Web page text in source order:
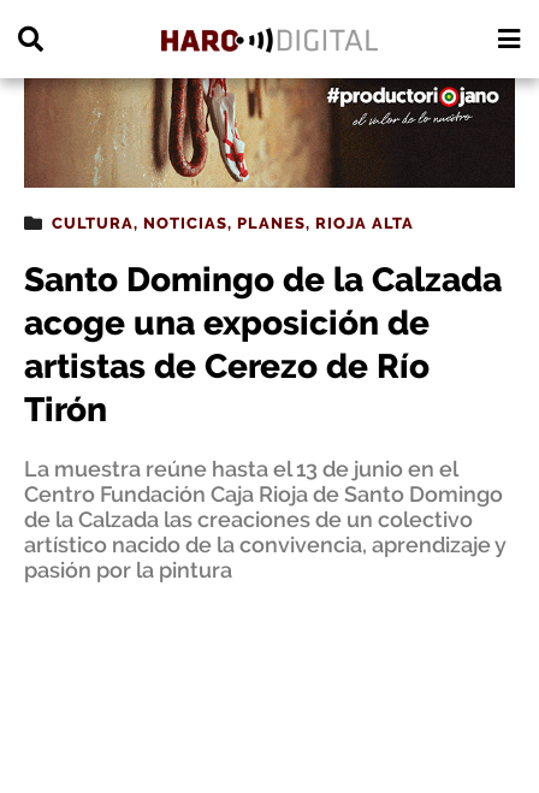
CULTURA, NOTICIAS, PLANES, RIOJA ALTA
Santo Domingo de la Calzada
acoge una exposición de
artistas de Cerezo de Río
Tirón
La muestra reúne hasta el 13 de junio en el
Centro Fundación Caja Rioja de Santo Domingo
de la Calzada las creaciones de un colectivo
artístico nacido de la convivencia, aprendizaje y
pasión por la pintura